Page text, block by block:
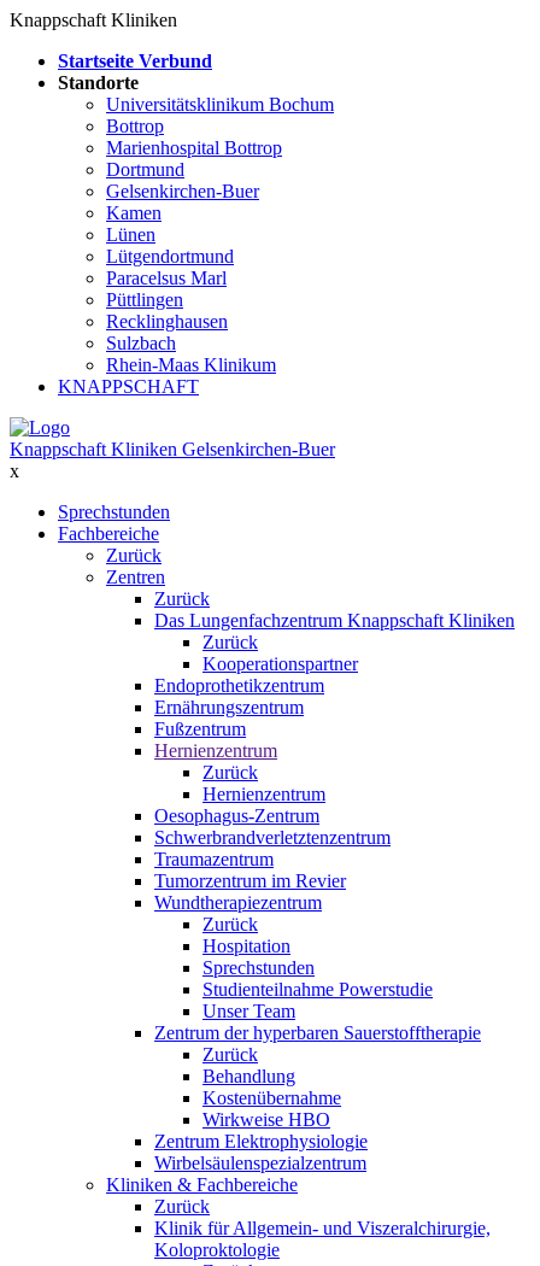
Knappschaft Kliniken
Startseite Verbund
Standorte
Universitätsklinikum Bochum
Bottrop
Marienhospital Bottrop
Dortmund
Gelsenkirchen-Buer
Kamen
Lünen
Lütgendortmund
Paracelsus Marl
Püttlingen
Recklinghausen
Sulzbach
Rhein-Maas Klinikum
KNAPPSCHAFT
Knappschaft Kliniken Gelsenkirchen-Buer
x
Sprechstunden
Fachbereiche
Zurück
Zentren
Zurück
Das Lungenfachzentrum Knappschaft Kliniken
Zurück
Kooperationspartner
Endoprothetikzentrum
Ernährungszentrum
Fußzentrum
Hernienzentrum
Zurück
Hernienzentrum
Oesophagus-Zentrum
Schwerbrandverletztenzentrum
Traumazentrum
Tumorzentrum im Revier
Wundtherapiezentrum
Zurück
Hospitation
Sprechstunden
Studienteilnahme Powerstudie
Unser Team
Zentrum der hyperbaren Sauerstofftherapie
Zurück
Behandlung
Kostenübernahme
Wirkweise HBO
Zentrum Elektrophysiologie
Wirbelsäulenspezialzentrum
Kliniken & Fachbereiche
Zurück
Klinik für Allgemein- und Viszeralchirurgie,
Koloproktologie